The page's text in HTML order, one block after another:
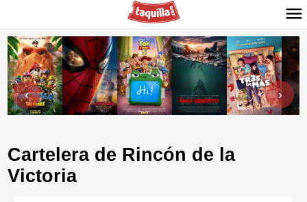
‹ ›
Cartelera de Rincón de la
Victoria